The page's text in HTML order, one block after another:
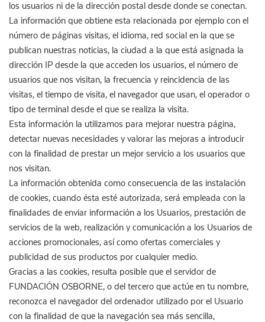
los usuarios ni de la dirección postal desde donde se conectan.
La información que obtiene esta relacionada por ejemplo con el
número de páginas visitas, el idioma, red social en la que se
publican nuestras noticias, la ciudad a la que está asignada la
dirección IP desde la que acceden los usuarios, el número de
usuarios que nos visitan, la frecuencia y reincidencia de las
visitas, el tiempo de visita, el navegador que usan, el operador o
tipo de terminal desde el que se realiza la visita.
Esta información la utilizamos para mejorar nuestra página,
detectar nuevas necesidades y valorar las mejoras a introducir
con la finalidad de prestar un mejor servicio a los usuarios que
nos visitan.
La información obtenida como consecuencia de las instalación
de cookies, cuando ésta esté autorizada, será empleada con la
finalidades de enviar información a los Usuarios, prestación de
servicios de la web, realización y comunicación a los Usuarios de
acciones promocionales, así como ofertas comerciales y
publicidad de sus productos por cualquier medio.
Gracias a las cookies, resulta posible que el servidor de
FUNDACIÓN OSBORNE, o del tercero que actúe en tu nombre,
reconozca el navegador del ordenador utilizado por el Usuario
con la finalidad de que la navegación sea más sencilla,